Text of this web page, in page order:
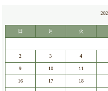
日 月 火
2 3 4
9 10 11
16 17 18